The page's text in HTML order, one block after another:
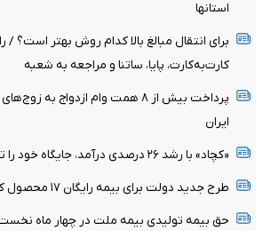
استانها
برای انتقال مبالغ بالا کدام روش بهتر است؟ /
کارت‌به‌کارت، پایا، ساتنا و مراجعه به شعبه
پرداخت بیش از ۸ همت وام ازدواج
ایران
«کچاد» با رشد ۲۶ درصدی درآمد، جایگاه خود را تثبیت کرد
طرح جدید دولت برای بیمه رایگان ۱۷ محصول کشاورزی از مهر ماه